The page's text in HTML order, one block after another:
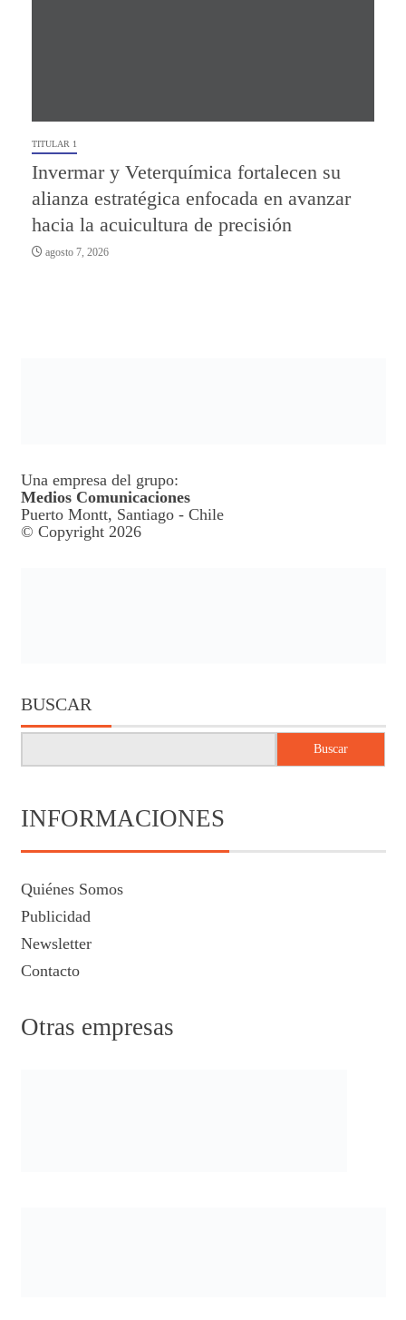
TITULAR 1
Invermar y Veterquímica fortalecen su
alianza estratégica enfocada en avanzar
hacia la acuicultura de precisión
agosto 7, 2026
Una empresa del grupo:
Medios Comunicaciones
Puerto Montt, Santiago - Chile
© Copyright 2026
BUSCAR
Buscar
INFORMACIONES
Quiénes Somos
Publicidad
Newsletter
Contacto
Otras empresas